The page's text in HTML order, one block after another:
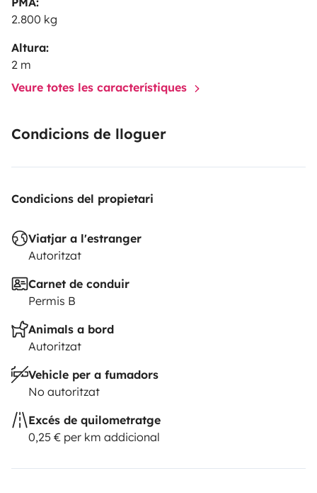
2.800 kg
Altura:
2 m
Veure totes les característiques
Condicions de lloguer
Condicions del propietari
Viatjar a l'estranger
Autoritzat
Carnet de conduir
Permis B
Animals a bord
Autoritzat
Vehicle per a fumadors
No autoritzat
Excés de quilometratge
0,25 € per km addicional